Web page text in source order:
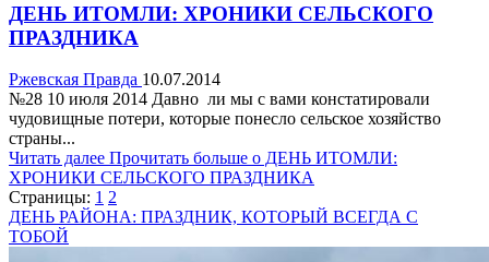
ДЕНЬ ИТОМЛИ: ХРОНИКИ СЕЛЬСКОГО
ПРАЗДНИКА
Ржевская Правда 10.07.2014
№28 10 июля 2014 Давно ли мы с вами констатировали
чудовищные потери, которые понесло сельское хозяйство
страны...
Читать далее Прочитать больше о ДЕНЬ ИТОМЛИ:
ХРОНИКИ СЕЛЬСКОГО ПРАЗДНИКА
Страницы: 1 2
ДЕНЬ РАЙОНА: ПРАЗДНИК, КОТОРЫЙ ВСЕГДА С
ТОБОЙ